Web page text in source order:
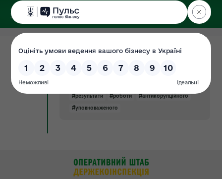
ДЕРЖЕКОІНСПЕКЦІЯ
у Хмельницькій області
07.12.2021
Документ
антикорупційного уповноваженого за
#результати #роботи
#антикорупційного
#уповноваженого